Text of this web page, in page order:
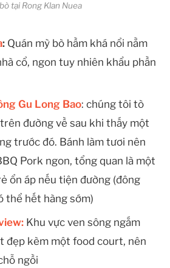
tại Rong Klan Nuea
: Quán mỳ bò hầm khá nổi nằm
cổ, ngon tuy nhiên khẩu phần
Gu Long Bao: chúng tôi tò
đường về sau khi thấy một
trước đó. Bánh làm tươi nên
Pork ngon, tổng quan là một
ổn áp nếu tiện đường (đông
thể hết hàng sớm)
Khu vực ven sông ngắm
đẹp kèm một food court, nên
ngồi